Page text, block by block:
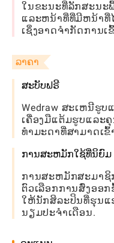
ໃນຂະນະທີ່ລັກສະນະ
ແລະຫນ້າທີ່ທີ່ມີຫນ້າທີ່
ເຊິ່ງອາດຈໍາກັດການເ
ລາຄາ
ສະບັບຟຣີ
Wedraw ສະເຫນີຮູບ
ເຄື່ອງມືແຕ້ມຮູບແລະ
ທໍາມະດາທີ່ສາມາດເຂົ້
ການສະຫມັກໃຊ້ທີ່ນິຍົມ
ການສະຫມັກສະມາຊິ
ຕົວເລືອກການສົ່ງອອ
ໃຫ້ນັກສິລະປິນທີ່ຮຸນແ
ນຽມປະຈໍາເດືອນ.